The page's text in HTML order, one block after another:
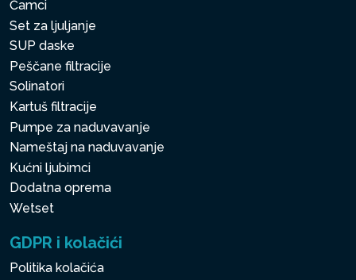
Čamci
Set za ljuljanje
SUP daske
Peščane filtracije
Solinatori
Kartuš filtracije
Pumpe za naduvavanje
Nameštaj na naduvavanje
Kućni ljubimci
Dodatna oprema
Wetset
GDPR i kolačići
Politika kolačića